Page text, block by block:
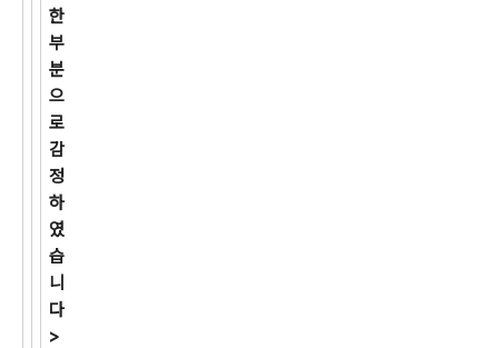
한
부
분
으
로
감
정
하
였
습
니
다
>